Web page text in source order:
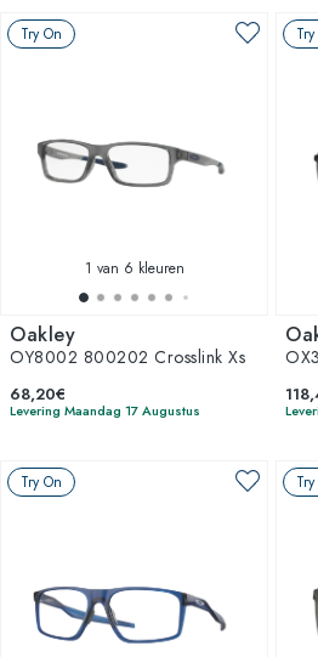
Try On
1 van 6 kleuren
Oakley
OY8002 800202 Crosslink Xs
68,20€
Levering Maandag 17 Augustus
Try On